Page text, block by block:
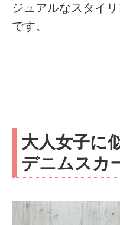
ジュアルなスタイ
です。
大人女子に
デニムスカ